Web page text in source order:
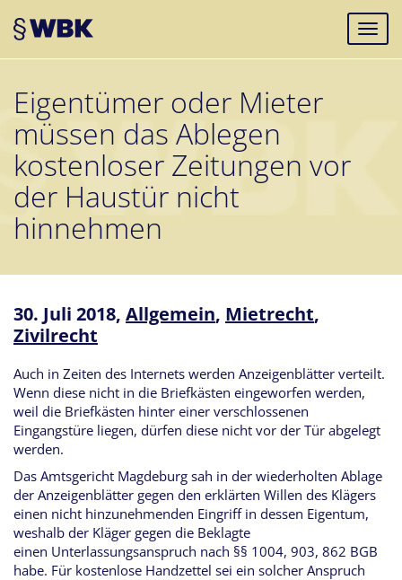
Eigentümer oder Mieter
müssen das Ablegen
kostenloser Zeitungen vor
der Haustür nicht
hinnehmen
30. Juli 2018, Allgemein, Mietrecht,
Zivilrecht
Auch in Zeiten des Internets werden Anzeigenblätter verteilt.
Wenn diese nicht in die Briefkästen eingeworfen werden,
weil die Briefkästen hinter einer verschlossenen
Eingangstüre liegen, dürfen diese nicht vor der Tür abgelegt
werden.
Das Amtsgericht Magdeburg sah in der wiederholten Ablage
der Anzeigenblätter gegen den erklärten Willen des Klägers
einen nicht hinzunehmenden Eingriff in dessen Eigentum,
weshalb der Kläger gegen die Beklagte
einen Unterlassungsanspruch nach §§ 1004, 903, 862 BGB
habe. Für kostenlose Handzettel sei ein solcher Anspruch